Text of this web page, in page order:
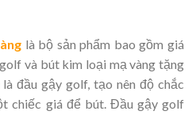
là bộ sản phẩm bao gồm giá
và bút kim loại mạ vàng tặng
đầu gậy golf, tạo nên độ chắc
chiếc giá để bút. Đầu gậy golf